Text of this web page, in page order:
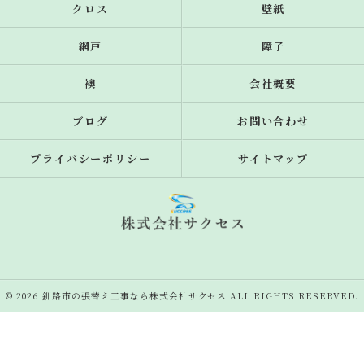
クロス 壁紙
網戸 障子
襖 会社概要
ブログ お問い合わせ
プライバシーポリシー サイトマップ
© 2026 釧路市の張替え工事なら株式会社サクセス ALL RIGHTS RESERVED.